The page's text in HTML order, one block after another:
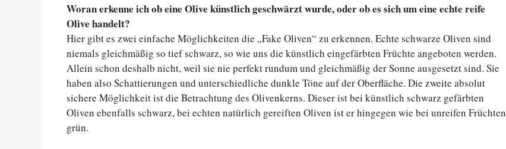
Woran erkenne ich ob eine Olive künstlich geschwärzt wurde, oder ob es sich um eine echte reife
Olive handelt?
Hier gibt es zwei einfache Möglichkeiten die „Fake Oliven“ zu erkennen. Echte schwarze Oliven sind
niemals gleichmäßig so tief schwarz, so wie uns die künstlich eingefärbten Früchte angeboten werden.
Allein schon deshalb nicht, weil sie nie perfekt rundum und gleichmäßig der Sonne ausgesetzt sind. Sie
haben also Schattierungen und unterschiedliche dunkle Töne auf der Oberfläche. Die zweite absolut
sichere Möglichkeit ist die Betrachtung des Olivenkerns. Dieser ist bei künstlich schwarz gefärbten
Oliven ebenfalls schwarz, bei echten natürlich gereiften Oliven ist er hingegen wie bei unreifen Früchten
grün.